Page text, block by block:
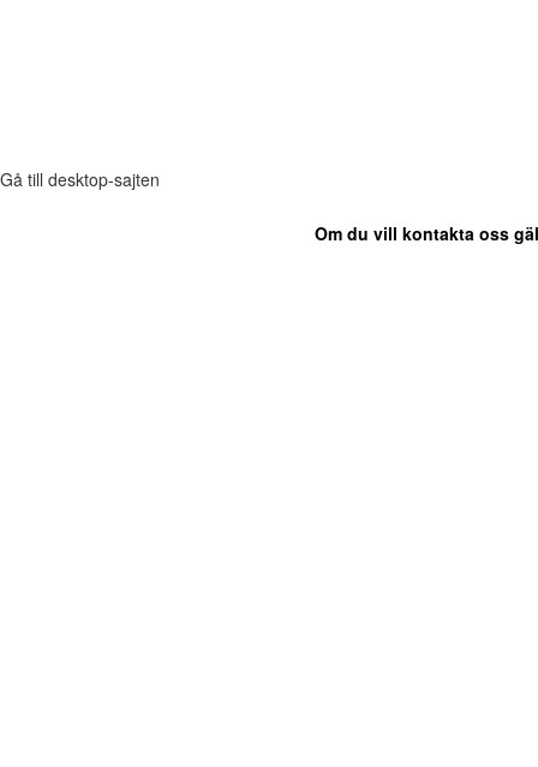
Gå till desktop-sajten
Om du vill kontakta oss